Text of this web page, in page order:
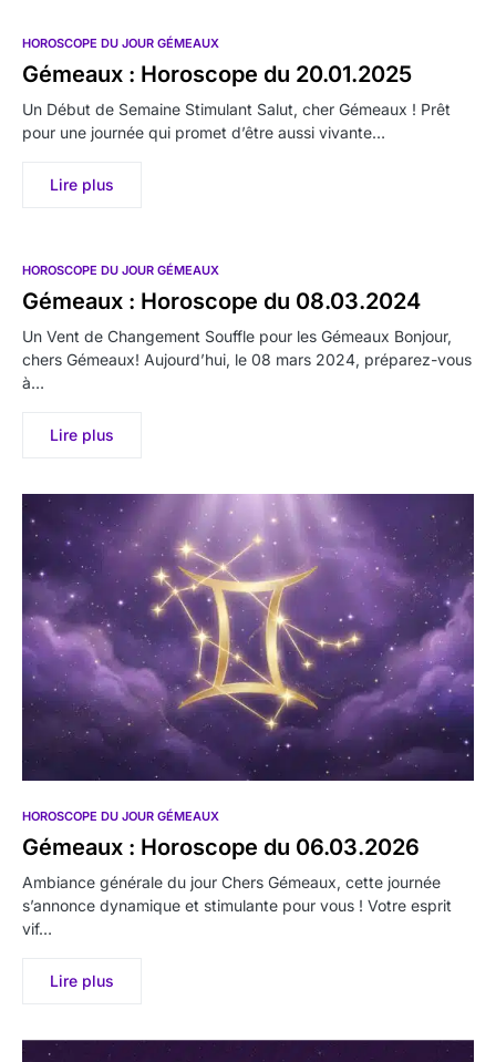
HOROSCOPE DU JOUR GÉMEAUX
Gémeaux : Horoscope du 20.01.2025
Un Début de Semaine Stimulant Salut, cher Gémeaux ! Prêt
pour une journée qui promet d’être aussi vivante…
Lire plus
HOROSCOPE DU JOUR GÉMEAUX
Gémeaux : Horoscope du 08.03.2024
Un Vent de Changement Souffle pour les Gémeaux Bonjour,
chers Gémeaux! Aujourd’hui, le 08 mars 2024, préparez-vous
à…
Lire plus
HOROSCOPE DU JOUR GÉMEAUX
Gémeaux : Horoscope du 06.03.2026
Ambiance générale du jour Chers Gémeaux, cette journée
s’annonce dynamique et stimulante pour vous ! Votre esprit
vif…
Lire plus